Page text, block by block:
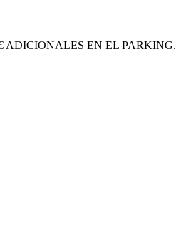
ADICIONALES EN EL PARKING.